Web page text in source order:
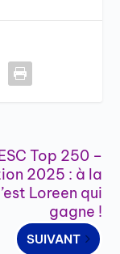
Top 250 –
2025 : à la
Loreen qui
gagne !
SUIVANT